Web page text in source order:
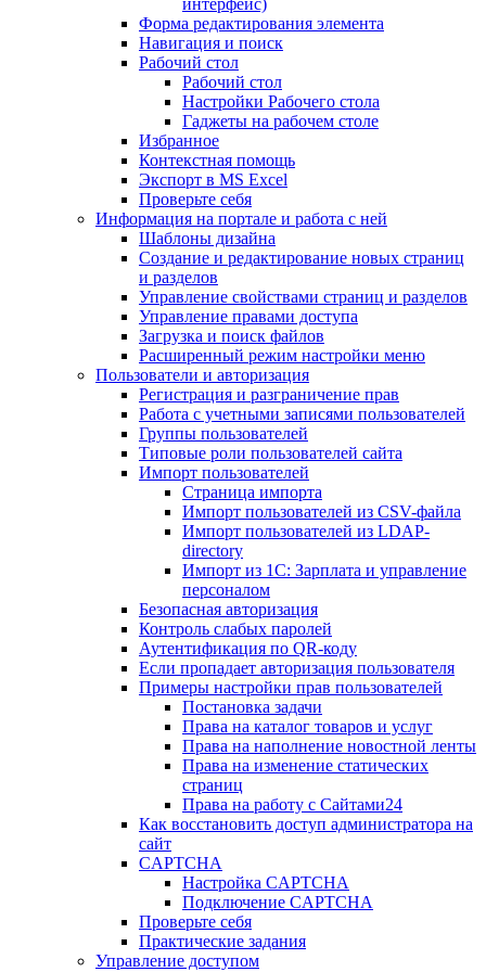
интерфейс)
Форма редактирования элемента
Навигация и поиск
Рабочий стол
Рабочий стол
Настройки Рабочего стола
Гаджеты на рабочем столе
Избранное
Контекстная помощь
Экспорт в MS Excel
Проверьте себя
Информация на портале и работа с ней
Шаблоны дизайна
Создание и редактирование новых страниц
и разделов
Управление свойствами страниц и разделов
Управление правами доступа
Загрузка и поиск файлов
Расширенный режим настройки меню
Пользователи и авторизация
Регистрация и разграничение прав
Работа с учетными записями пользователей
Группы пользователей
Типовые роли пользователей сайта
Импорт пользователей
Страница импорта
Импорт пользователей из CSV-файла
Импорт пользователей из LDAP-
directory
Импорт из 1С: Зарплата и управление
персоналом
Безопасная авторизация
Контроль слабых паролей
Аутентификация по QR-коду
Если пропадает авторизация пользователя
Примеры настройки прав пользователей
Постановка задачи
Права на каталог товаров и услуг
Права на наполнение новостной ленты
Права на изменение статических
страниц
Права на работу с Сайтами24
Как восстановить доступ администратора на
сайт
CAPTCHA
Настройка CAPTCHA
Подключение CAPTCHA
Проверьте себя
Практические задания
Управление доступом